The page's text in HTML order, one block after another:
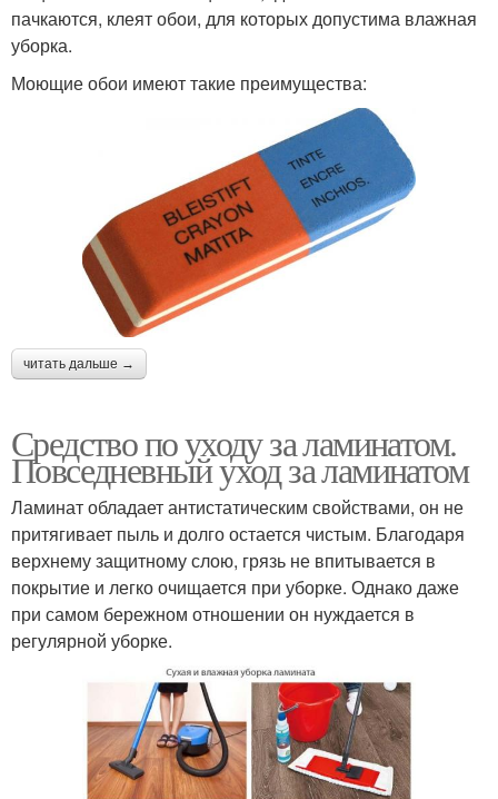
пачкаются, клеят обои, для которых допустима влажная
уборка.
Моющие обои имеют такие преимущества:
читать дальше →
Средство по уходу за ламинатом.
Повседневный уход за ламинатом
Ламинат обладает антистатическим свойствами, он не
притягивает пыль и долго остается чистым. Благодаря
верхнему защитному слою, грязь не впитывается в
покрытие и легко очищается при уборке. Однако даже
при самом бережном отношении он нуждается в
регулярной уборке.